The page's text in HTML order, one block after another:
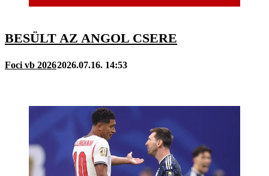
BESÜLT AZ ANGOL CSERE
Foci vb 20262026.07.16. 14:53